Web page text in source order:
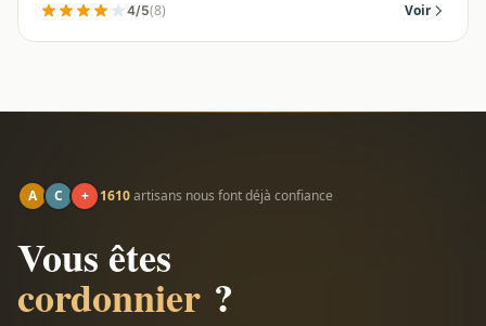
4/5(8) Voir
A C + 1610artisans nous font déjà confiance
Vous êtes
cordonnier ?